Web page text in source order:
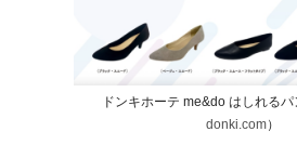
ドンキホーテ me&do はしれるパ
donki.com）